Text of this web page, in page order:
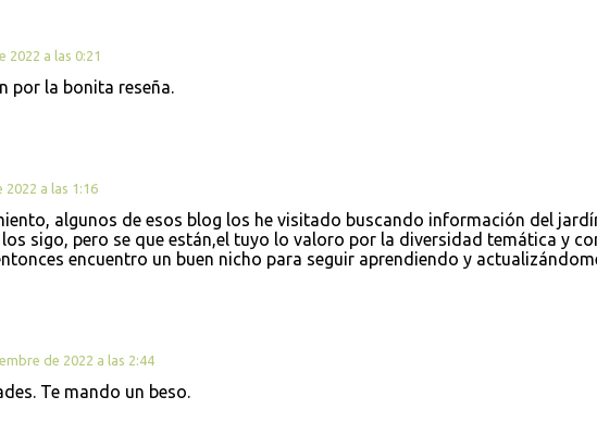
2022 a las 0:21
por la bonita reseña.
a las 1:16
algunos de esos blog los he visitado buscando información del
sigo, pero se que están,el tuyo lo valoro por la diversidad temática y
encuentro un buen nicho para seguir aprendiendo y
de 2022 a las 2:44
Te mando un beso.